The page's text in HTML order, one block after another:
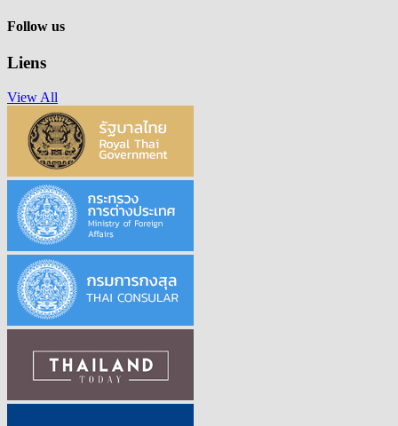
Follow us
Liens
View All